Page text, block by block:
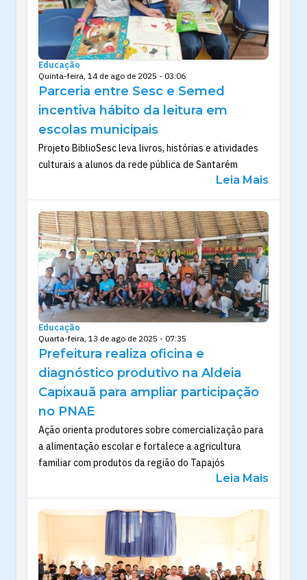
Educação
Quinta-feira, 14 de ago de 2025 - 03:06
Parceria entre Sesc e Semed
incentiva hábito da leitura em
escolas municipais
Projeto BiblioSesc leva livros, histórias e atividades
culturais a alunos da rede pública de Santarém
Leia Mais
Educação
Quarta-feira, 13 de ago de 2025 - 07:35
Prefeitura realiza oficina e
diagnóstico produtivo na Aldeia
Capixauã para ampliar participação
no PNAE
Ação orienta produtores sobre comercialização para
a alimentação escolar e fortalece a agricultura
familiar com produtos da região do Tapajós
Leia Mais